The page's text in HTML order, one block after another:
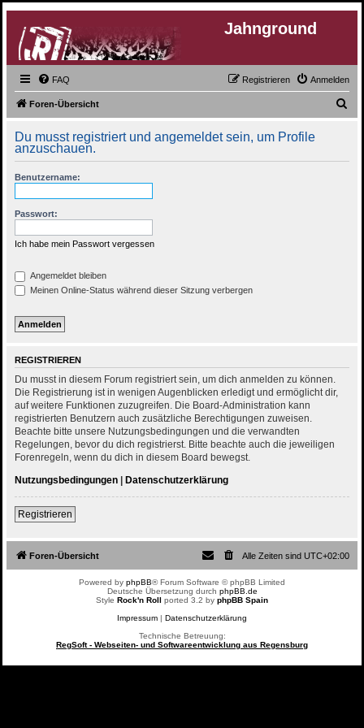
Jahnground
FAQ Anmelden
Registrieren
Foren-Übersicht
h
Du musst registriert und angemeldet sein, um Profile
anzuschauen.
Benutzername:
Passwort:
Ich habe mein Passwort vergessen
Angemeldet bleiben
Meinen Online-Status während dieser Sitzung verbergen
REGISTRIEREN
Du musst in diesem Forum registriert sein, um dich anmelden zu können.
Die Registrierung ist in wenigen Augenblicken erledigt und ermöglicht dir,
auf weitere Funktionen zuzugreifen. Die Board-Administration kann
registrierten Benutzern auch zusätzliche Berechtigungen zuweisen.
Beachte bitte unsere Nutzungsbedingungen und die verwandten
Regelungen, bevor du dich registrierst. Bitte beachte auch die jeweiligen
Forenregeln, wenn du dich in diesem Board bewegst.
Nutzungsbedingungen | Datenschutzerklärung
Registrieren
Foren-Übersicht Alle Zeiten sind UTC+02:00
Powered by phpBB® Forum Software © phpBB Limited
Deutsche Übersetzung durch phpBB.de
Style Rock'n Roll ported 3.2 by phpBB Spain
Impressum | Datenschutzerklärung
Technische Betreuung:
RegSoft - Webseiten- und Softwareentwicklung aus Regensburg